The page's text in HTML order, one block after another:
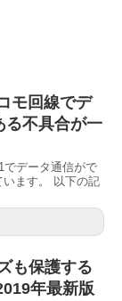
モ回線でデ
る不具合が一
でデータ通信がで
います。 以下の記
も保護する
年最新版